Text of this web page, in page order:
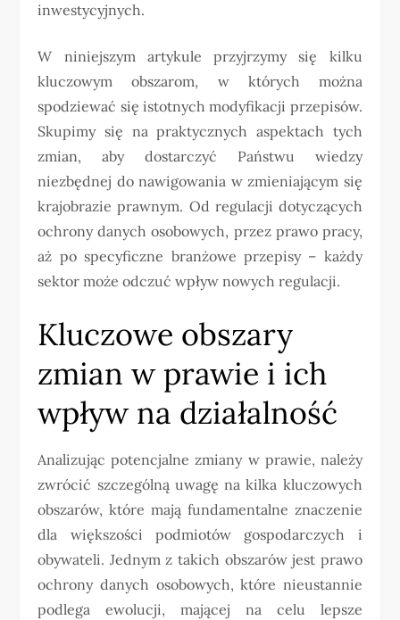
inwestycyjnych.
W niniejszym artykule przyjrzymy się kilku
kluczowym obszarom, w których można
spodziewać się istotnych modyfikacji przepisów.
Skupimy się na praktycznych aspektach tych
zmian, aby dostarczyć Państwu wiedzy
niezbędnej do nawigowania w zmieniającym się
krajobrazie prawnym. Od regulacji dotyczących
ochrony danych osobowych, przez prawo pracy,
aż po specyficzne branżowe przepisy – każdy
sektor może odczuć wpływ nowych regulacji.
Kluczowe obszary
zmian w prawie i ich
wpływ na działalność
Analizując potencjalne zmiany w prawie, należy
zwrócić szczególną uwagę na kilka kluczowych
obszarów, które mają fundamentalne znaczenie
dla większości podmiotów gospodarczych i
obywateli. Jednym z takich obszarów jest prawo
ochrony danych osobowych, które nieustannie
podlega ewolucji, mającej na celu lepsze